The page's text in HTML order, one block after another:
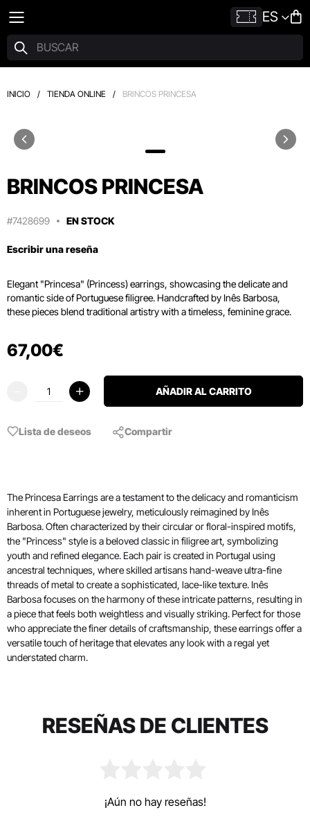
ES
INICIO / TIENDA ONLINE / BRINCOS PRINCESA
BRINCOS PRINCESA
#7428699 EN STOCK
Escribir una reseña
Elegant "Princesa" (Princess) earrings, showcasing the delicate and
romantic side of Portuguese filigree. Handcrafted by Inês Barbosa,
these pieces blend traditional artistry with a timeless, feminine grace.
67,00€
AÑADIR AL CARRITO
Lista de deseos Compartir
The Princesa Earrings are a testament to the delicacy and romanticism
inherent in Portuguese jewelry, meticulously reimagined by Inês
Barbosa. Often characterized by their circular or floral-inspired motifs,
the "Princess" style is a beloved classic in filigree art, symbolizing
youth and refined elegance. Each pair is created in Portugal using
ancestral techniques, where skilled artisans hand-weave ultra-fine
threads of metal to create a sophisticated, lace-like texture. Inês
Barbosa focuses on the harmony of these intricate patterns, resulting in
a piece that feels both weightless and visually striking. Perfect for those
who appreciate the finer details of craftsmanship, these earrings offer a
versatile touch of heritage that elevates any look with a regal yet
understated charm.
RESEÑAS DE CLIENTES
¡Aún no hay reseñas!